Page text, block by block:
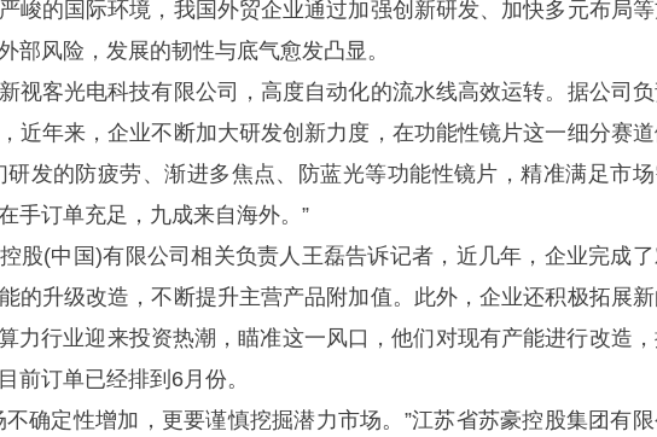
的国际环境，我国外贸企业通过加强创新研发、加快多元布局
部风险，发展的韧性与底气愈发凸显。
客光电科技有限公司，高度自动化的流水线高效运转。据公司
近年来，企业不断加大研发创新力度，在功能性镜片这一细分赛
研发的防疲劳、渐进多焦点、防蓝光等功能性镜片，精准满足市
手订单充足，九成来自海外。”
(中国)有限公司相关负责人王磊告诉记者，近几年，企业完成
的升级改造，不断提升主营产品附加值。此外，企业还积极拓展
力行业迎来投资热潮，瞄准这一风口，他们对现有产能进行改造
前订单已经排到6月份。
定性增加，更要谨慎挖掘潜力市场。”江苏省苏豪控股集团有限